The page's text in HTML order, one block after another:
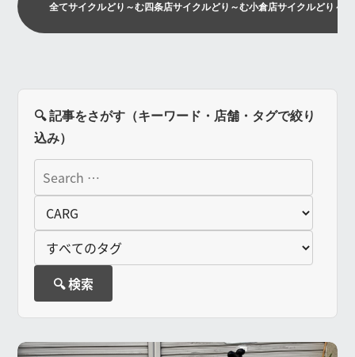
全てサイクルどり～む四条店サイクルどり～む小倉店サイクルどり～